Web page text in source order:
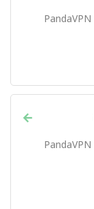
מצא תשובות ועזרה בפתרון בעיות עבור PandaVPN
→
מצא תשובות ועזרה בפתרון בעיות עבור PandaVPN